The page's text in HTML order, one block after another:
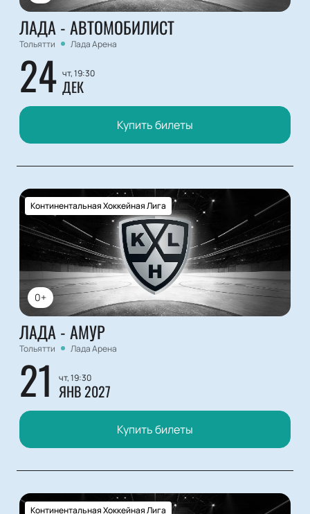
ЛАДА - АВТОМОБИЛИСТ
Тольятти Лада Арена
24 чт, 19:30
ДЕК
Купить билеты
0+
Континентальная Хоккейная Лига
ЛАДА - АМУР
Тольятти Лада Арена
21 чт, 19:30
ЯНВ 2027
Купить билеты
Континентальная Хоккейная Лига